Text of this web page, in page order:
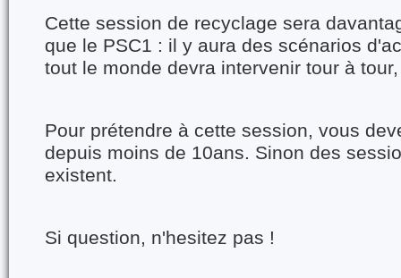
Cette session de recyclage sera
que le PSC1 : il y aura des scénarios
tout le monde devra intervenir tour à
Pour prétendre à cette session, vous
depuis moins de 10ans. Sinon des
existent.
Si question, n'hesitez pas !